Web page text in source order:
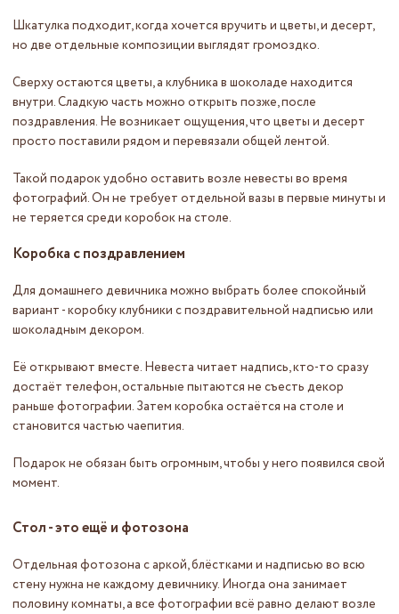
Шкатулка подходит, когда хочется вручить и цветы, и десерт,
но две отдельные композиции выглядят громоздко.
Сверху остаются цветы, а клубника в шоколаде находится
внутри. Сладкую часть можно открыть позже, после
поздравления. Не возникает ощущения, что цветы и десерт
просто поставили рядом и перевязали общей лентой.
Такой подарок удобно оставить возле невесты во время
фотографий. Он не требует отдельной вазы в первые минуты и
не теряется среди коробок на столе.
Коробка с поздравлением
Для домашнего девичника можно выбрать более спокойный
вариант - коробку клубники с поздравительной надписью или
шоколадным декором.
Её открывают вместе. Невеста читает надпись, кто-то сразу
достаёт телефон, остальные пытаются не съесть декор
раньше фотографии. Затем коробка остаётся на столе и
становится частью чаепития.
Подарок не обязан быть огромным, чтобы у него появился свой
момент.
Стол - это ещё и фотозона
Отдельная фотозона с аркой, блёстками и надписью во всю
стену нужна не каждому девичнику. Иногда она занимает
половину комнаты, а все фотографии всё равно делают возле